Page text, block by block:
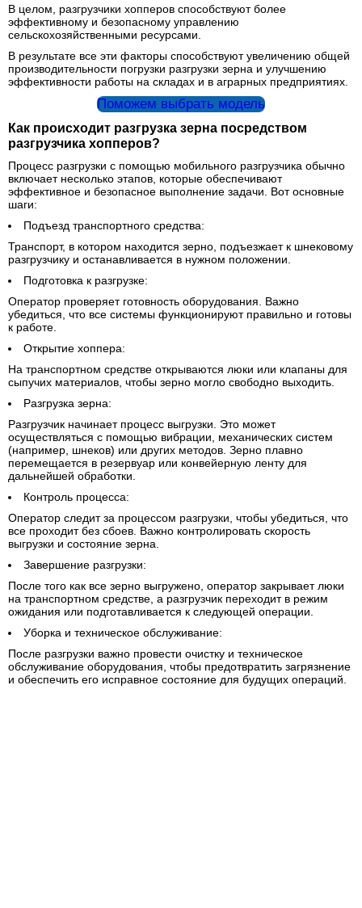
В целом, разгрузчики хопперов способствуют более
эффективному и безопасному управлению
сельскохозяйственными ресурсами.
В результате все эти факторы способствуют увеличению общей
производительности погрузки разгрузки зерна и улучшению
эффективности работы на складах и в аграрных предприятиях.
Поможем выбрать модель
Как происходит разгрузка зерна посредством
разгрузчика хопперов?
Процесс разгрузки с помощью мобильного разгрузчика обычно
включает несколько этапов, которые обеспечивают
эффективное и безопасное выполнение задачи. Вот основные
шаги:
Подъезд транспортного средства:
Транспорт, в котором находится зерно, подъезжает к шнековому
разгрузчику и останавливается в нужном положении.
Подготовка к разгрузке:
Оператор проверяет готовность оборудования. Важно
убедиться, что все системы функционируют правильно и готовы
к работе.
Открытие хоппера:
На транспортном средстве открываются люки или клапаны для
сыпучих материалов, чтобы зерно могло свободно выходить.
Разгрузка зерна:
Разгрузчик начинает процесс выгрузки. Это может
осуществляться с помощью вибрации, механических систем
(например, шнеков) или других методов. Зерно плавно
перемещается в резервуар или конвейерную ленту для
дальнейшей обработки.
Контроль процесса:
Оператор следит за процессом разгрузки, чтобы убедиться, что
все проходит без сбоев. Важно контролировать скорость
выгрузки и состояние зерна.
Завершение разгрузки:
После того как все зерно выгружено, оператор закрывает люки
на транспортном средстве, а разгрузчик переходит в режим
ожидания или подготавливается к следующей операции.
Уборка и техническое обслуживание:
После разгрузки важно провести очистку и техническое
обслуживание оборудования, чтобы предотвратить загрязнение
и обеспечить его исправное состояние для будущих операций.